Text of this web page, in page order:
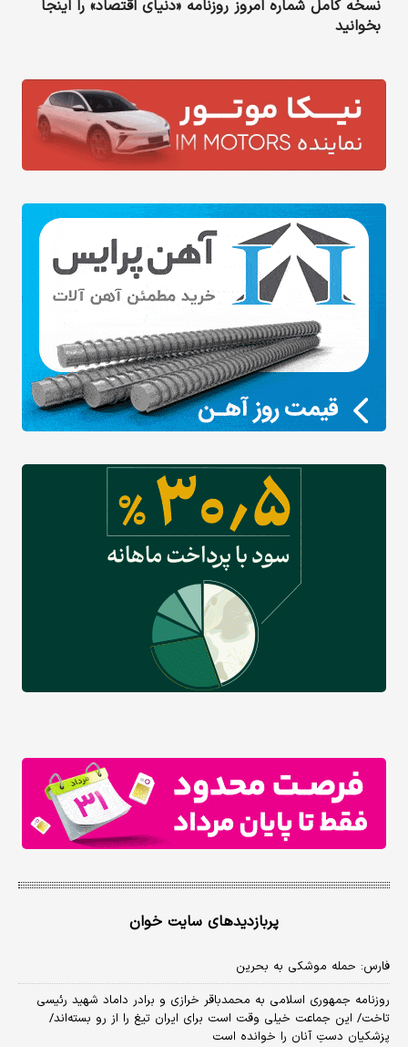
نسخه کامل شماره امروز روزنامه «دنیای‌ اقتصاد» را اینجا
بخوانید
پربازدیدهای سایت خوان
فارس: حمله موشکی به بحرین
روزنامه جمهوری اسلامی به محمدباقر خرازی و برادر داماد شهید رئیسی
تاخت/ این جماعت خیلی وقت است برای ایران تیغ را از رو بسته‌اند/
پزشکیان دستِ آنان را خوانده است